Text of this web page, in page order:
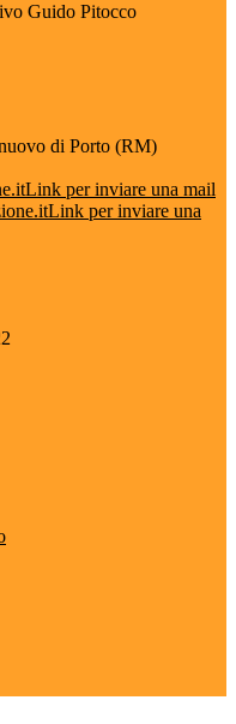
Guido Pitocco
di Porto (RM)
Link per inviare una mail
Link per inviare una